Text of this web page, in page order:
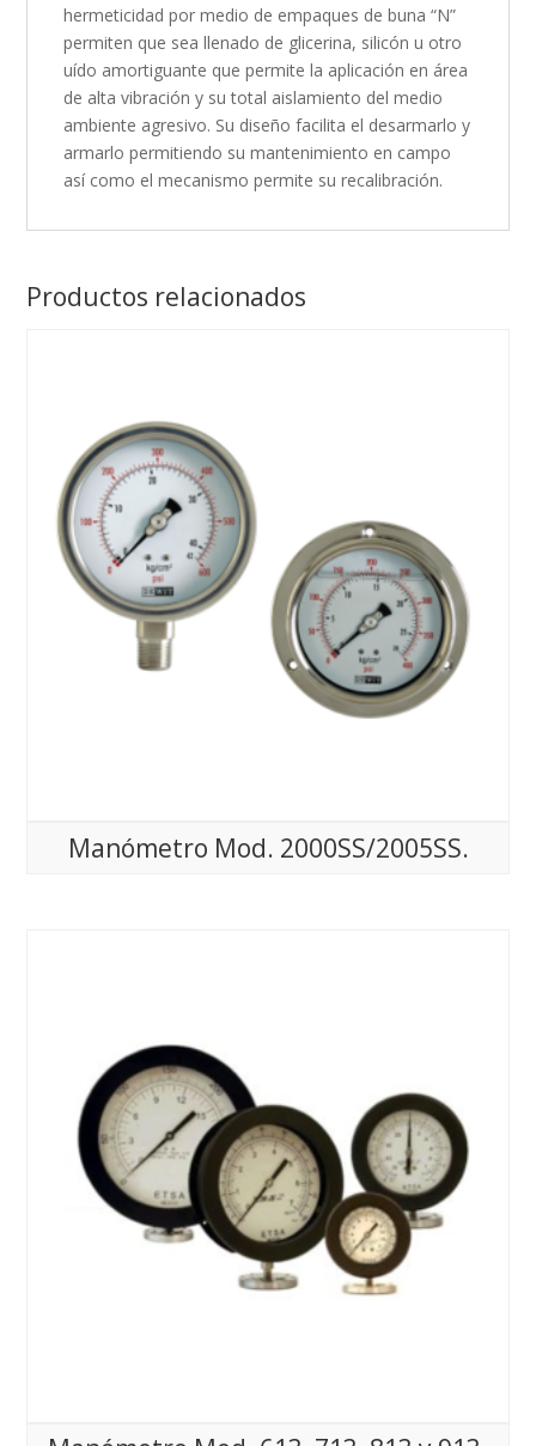
hermeticidad por medio de empaques de buna “N”
permiten que sea llenado de glicerina, silicón u otro
uído amortiguante que permite la aplicación en área
de alta vibración y su total aislamiento del medio
ambiente agresivo. Su diseño facilita el desarmarlo y
armarlo permitiendo su mantenimiento en campo
así como el mecanismo permite su recalibración.
Productos relacionados
Manómetro Mod. 2000SS/2005SS.